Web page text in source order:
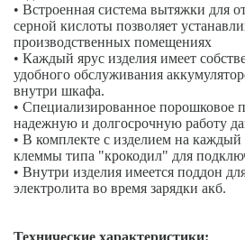
• Встроенная система вытяжки для
серной кислоты позволяет
производственных помещениях
• Каждый ярус изделия имеет
удобного обслуживания
внутри шкафа.
• Специализированное порошковое
надежную и долгосрочную работу
• В комплекте с изделием на
клеммы типа "крокодил" для
• Внутри изделия имеется поддон
электролита во время зарядки акб.
Технические характеристики: